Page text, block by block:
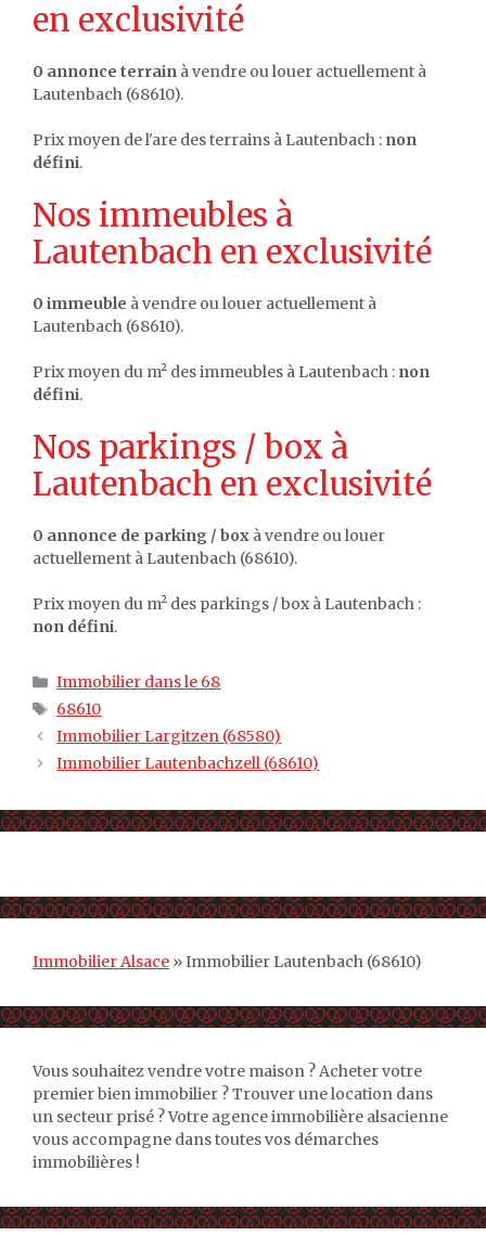
en exclusivité
0 annonce terrain à vendre ou louer actuellement à
Lautenbach (68610).
Prix moyen de l'are des terrains à Lautenbach : non
défini.
Nos immeubles à
Lautenbach en exclusivité
0 immeuble à vendre ou louer actuellement à
Lautenbach (68610).
Prix moyen du m² des immeubles à Lautenbach : non
défini.
Nos parkings / box à
Lautenbach en exclusivité
0 annonce de parking / box à vendre ou louer
actuellement à Lautenbach (68610).
Prix moyen du m² des parkings / box à Lautenbach :
non défini.
Catégories
Immobilier dans le 68
Étiquettes
68610
Immobilier Largitzen (68580)
Immobilier Lautenbachzell (68610)
Immobilier Alsace »Immobilier Lautenbach (68610)
Vous souhaitez vendre votre maison ? Acheter votre
premier bien immobilier ? Trouver une location dans
un secteur prisé ? Votre agence immobilière alsacienne
vous accompagne dans toutes vos démarches
immobilières !